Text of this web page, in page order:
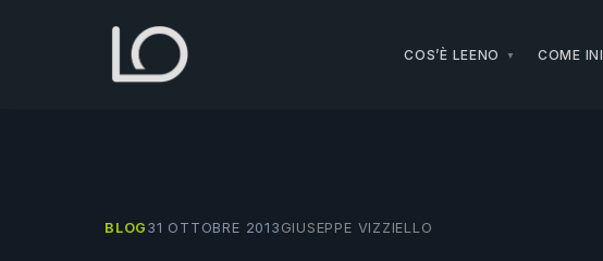
COS’È LEENO COME
BLOG 31 OTTOBRE 2013 GIUSEPPE VIZZIELLO